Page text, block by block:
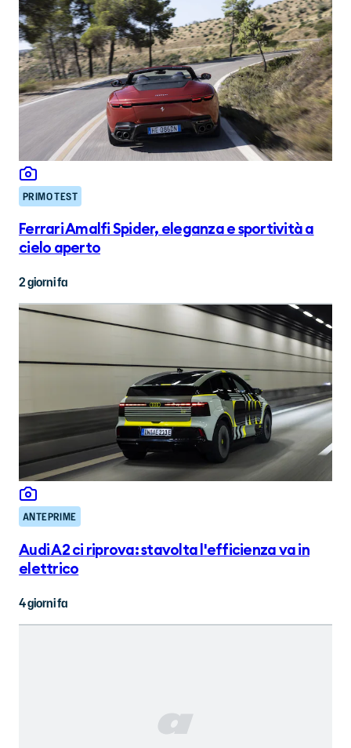
PRIMO TEST
Ferrari Amalfi Spider, eleganza e sportività a
cielo aperto
2 giorni fa
ANTEPRIME
Audi A2 ci riprova: stavolta l'efficienza va in
elettrico
4 giorni fa